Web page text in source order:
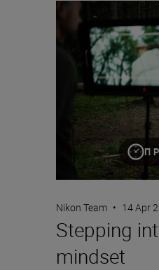
Stepping into the
Nikon Team • 14 Apr
Stepping
mindset